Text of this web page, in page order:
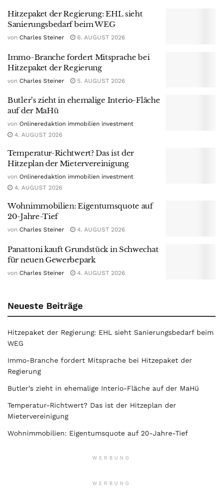
Hitzepaket der Regierung: EHL sieht
Sanierungsbedarf beim WEG
von Charles Steiner 6. AUGUST 2026
Immo-Branche fordert Mitsprache bei
Hitzepaket der Regierung
von Charles Steiner 5. AUGUST 2026
Butler’s zieht in ehemalige Interio-Fläche
auf der MaHü
von Onlineredaktion immobilien investment
4. AUGUST 2026
Temperatur-Richtwert? Das ist der
Hitzeplan der Mietervereinigung
von Onlineredaktion immobilien investment
4. AUGUST 2026
Wohnimmobilien: Eigentumsquote auf
20-Jahre-Tief
von Charles Steiner 4. AUGUST 2026
Panattoni kauft Grundstück in Schwechat
für neuen Gewerbepark
von Charles Steiner 4. AUGUST 2026
Neueste Beiträge
Hitzepaket der Regierung: EHL sieht Sanierungsbedarf beim
WEG
Immo-Branche fordert Mitsprache bei Hitzepaket der
Regierung
Butler’s zieht in ehemalige Interio-Fläche auf der MaHü
Temperatur-Richtwert? Das ist der Hitzeplan der
Mietervereinigung
Wohnimmobilien: Eigentumsquote auf 20-Jahre-Tief
WERBUNG
WERBUNG